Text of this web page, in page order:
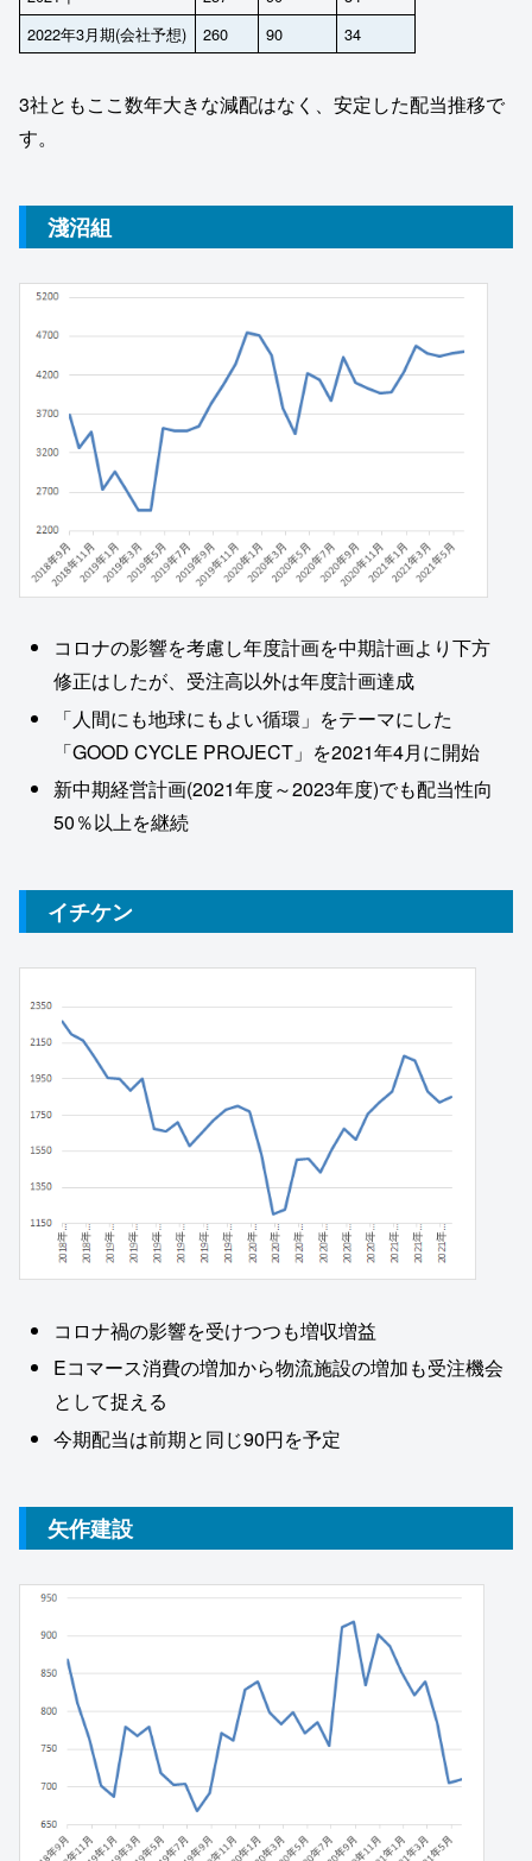
2022年3月期(会社予想)
260 90 34
3社ともここ数年大きな減配はなく、安定した配当推移で
す。
淺沼組
コロナの影響を考慮し年度計画を中期計画より下方
修正はしたが、受注高以外は年度計画達成
「人間にも地球にもよい循環」をテーマにした
「GOOD CYCLE PROJECT」を2021年4月に開始
新中期経営計画(2021年度～2023年度)でも配当性向
50％以上を継続
イチケン
コロナ禍の影響を受けつつも増収増益
Eコマース消費の増加から物流施設の増加も受注機会
として捉える
今期配当は前期と同じ90円を予定
矢作建設